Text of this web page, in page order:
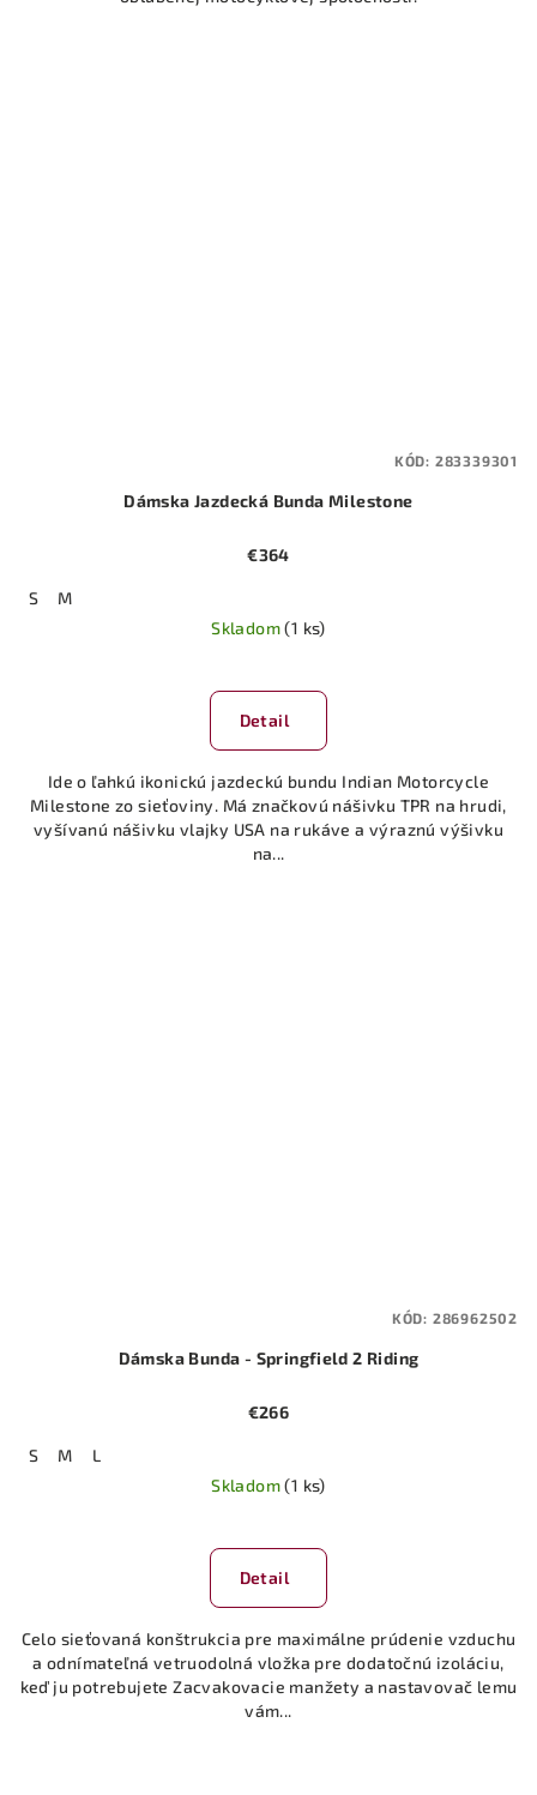
Dámska Jazdecká Bunda Milestone
€364
S
M
Skladom(1 ks)
hodnotenie
produktu
z
5
hviezdičiek.
Detail
Ide o ľahkú ikonickú jazdeckú bundu Indian Motorcycle
Milestone zo sieťoviny. Má značkovú nášivku TPR na hrudi,
vyšívanú nášivku vlajky USA na rukáve a výraznú výšivku
na...
KÓD: 283339301
Dámska Bunda - Springfield 2 Riding
€266
S M
L
Skladom(1 ks)
Detail
Celo sieťovaná konštrukcia pre maximálne prúdenie vzduchu
a odnímateľná vetruodolná vložka pre dodatočnú izoláciu,
keď ju potrebujete Zacvakovacie manžety a nastavovač lemu
vám...
KÓD: 286962502